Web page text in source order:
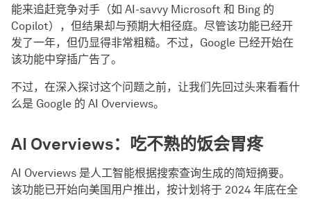
能来追赶竞争对手（如 AI-savvy Microsoft 和 Bing 的
Copilot），但结果却与预期大相径庭。尽管该功能已经开
发了一年，但仍显得非常粗糙。不过，Google 已经开始在
该功能中穿插广告了。
不过，在深入探讨这个问题之前，让我们先回过头来看看什
么是 Google 的 AI Overviews。
AI Overviews：吃不熟的饭会胃疼
AI Overviews 是人工智能根据搜索查询生成的简短摘要。
该功能已开始向美国用户推出，按计划将于 2024 年底在全